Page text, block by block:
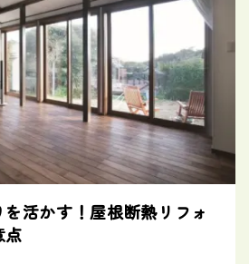
活かす！屋根断熱リフォ
点